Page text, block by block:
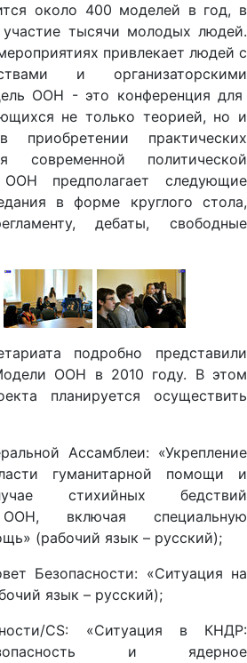
около 400 моделей в год, в
тысячи молодых людей.
привлекает людей с
и организаторскими
ООН - это конференция для
не только теорией, но и
приобретении практических
современной политической
предполагает следующие
в форме круглого стола,
дебаты, свободные
подробно представили
ООН в 2010 году. В этом
планируется осуществить
Ассамблеи: «Укрепление
гуманитарной помощи и
стихийных бедствий
ООН, включая специальную
(рабочий язык – русский);
Безопасности: «Ситуация на
язык – русский);
CS: «Ситуация в КНДР:
и ядерное